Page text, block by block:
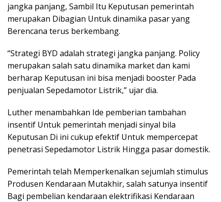
jangka panjang, Sambil Itu Keputusan pemerintah
merupakan Dibagian Untuk dinamika pasar yang
Berencana terus berkembang.
“Strategi BYD adalah strategi jangka panjang. Policy
merupakan salah satu dinamika market dan kami
berharap Keputusan ini bisa menjadi booster Pada
penjualan Sepedamotor Listrik,” ujar dia.
Luther menambahkan Ide pemberian tambahan
insentif Untuk pemerintah menjadi sinyal bila
Keputusan Di ini cukup efektif Untuk mempercepat
penetrasi Sepedamotor Listrik Hingga pasar domestik.
Pemerintah telah Memperkenalkan sejumlah stimulus
Produsen Kendaraan Mutakhir, salah satunya insentif
Bagi pembelian kendaraan elektrifikasi Kendaraan